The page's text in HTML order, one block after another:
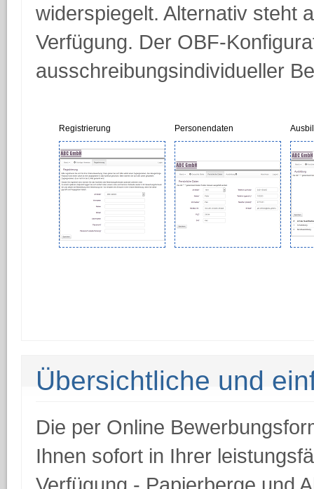
widerspiegelt. Alternativ steht
Verfügung. Der OBF-
ausschreibungsindividueller
Registrierung Personendaten
Übersichtliche und
Die per Online
Ihnen sofort in Ihrer